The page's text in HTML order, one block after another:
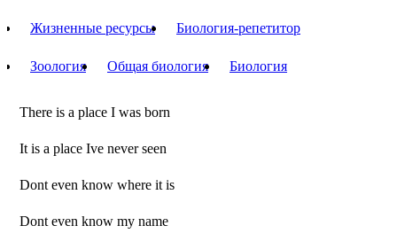
Жизненные ресурсы Биология-репетитор
Зоология Общая биология Биология
There is a place I was born
It is a place Ive never seen
Dont even know where it is
Dont even know my name